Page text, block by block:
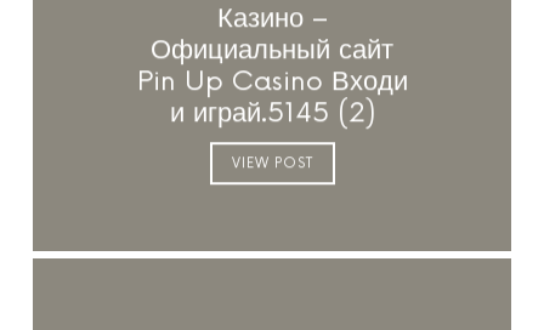
Казино –
Официальный сайт
Pin Up Casino Входи
и играй.5145 (2)
VIEW POST